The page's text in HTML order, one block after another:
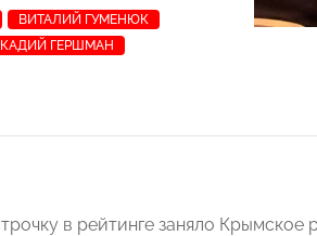
ВИТАЛИЙ ГУМЕНЮК
ГЕРШМАН
в рейтинге заняло